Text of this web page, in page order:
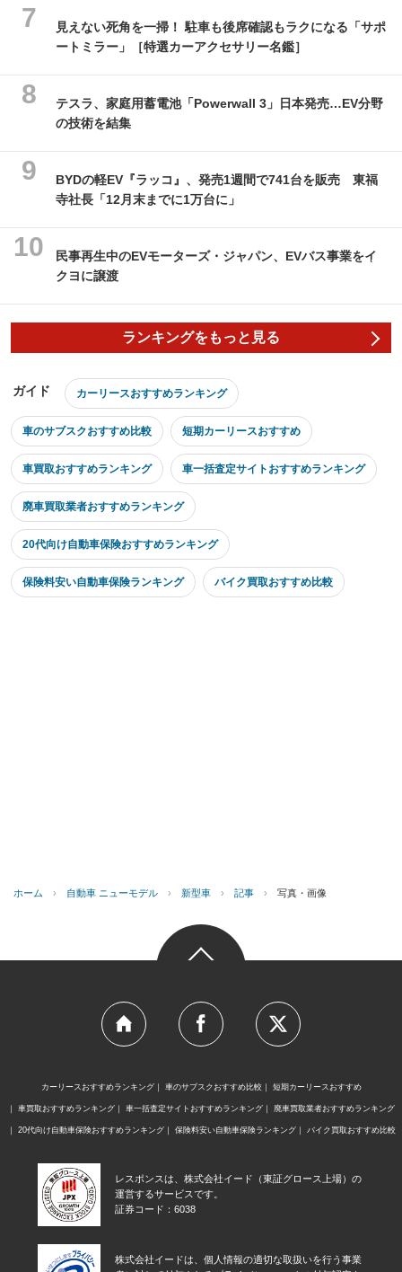
見えない死角を一掃！ 駐車も後席確認もラクになる「サポ
ートミラー」［特選カーアクセサリー名鑑］
テスラ、家庭用蓄電池「Powerwall 3」日本発売…EV分野
の技術を結集
BYDの軽EV『ラッコ』、発売1週間で741台を販売 東福
寺社長「12月末までに1万台に」
民事再生中のEVモーターズ・ジャパン、EVバス事業をイ
クヨに譲渡
ランキングをもっと見る
ガイド カーリースおすすめランキング
車のサブスクおすすめ比較 短期カーリースおすすめ
車買取おすすめランキング 車一括査定サイトおすすめランキング
廃車買取業者おすすめランキング
20代向け自動車保険おすすめランキング
保険料安い自動車保険ランキング バイク買取おすすめ比較
ホーム › 自動車 ニューモデル › 新型車 › 記事 › 写真・画像
カーリースおすすめランキング 車のサブスクおすすめ比較 短期カーリースおすすめ
車買取おすすめランキング 車一括査定サイトおすすめランキング 廃車買取業者おすすめランキング
20代向け自動車保険おすすめランキング 保険料安い自動車保険ランキング バイク買取おすすめ比較
レスポンスは、株式会社イード（東証グロース上場）の
運営するサービスです。
証券コード：6038
株式会社イードは、個人情報の適切な取扱いを行う事業